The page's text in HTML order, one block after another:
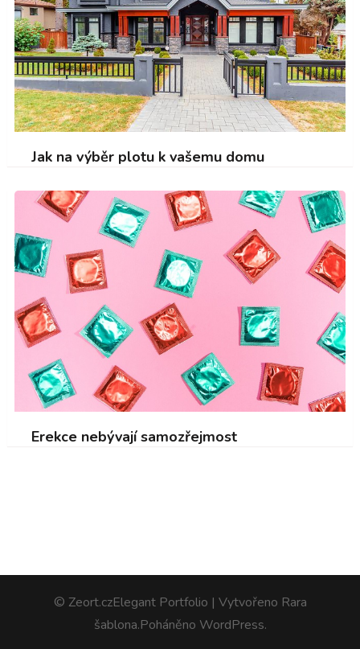
Jak na výběr plotu k vašemu domu
Erekce nebývají samozřejmost
© Zeort.czElegant Portfolio | Vytvořeno Rara
šablona.Poháněno WordPress.